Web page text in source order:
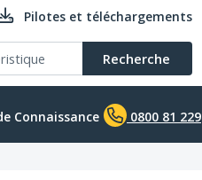
Pilotes et téléchargements
Recherche
Connaissance 0800 81 229